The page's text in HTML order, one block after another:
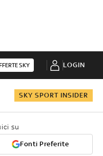
SKY LOGIN
SKY SPORT INSIDER
su
Fonti Preferite